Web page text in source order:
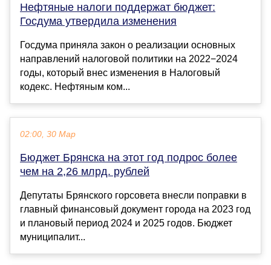
Нефтяные налоги поддержат бюджет:
Госдума утвердила изменения
Госдума приняла закон о реализации основных
направлений налоговой политики на 2022−2024
годы, который внес изменения в Налоговый
кодекс. Нефтяным ком...
02:00, 30 Мар
Бюджет Брянска на этот год подрос более
чем на 2,26 млрд. рублей
Депутаты Брянского горсовета внесли поправки в
главный финансовый документ города на 2023 год
и плановый период 2024 и 2025 годов. Бюджет
муниципалит...